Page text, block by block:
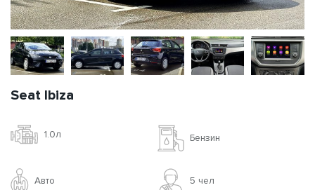
Seat Ibiza
1.0л Бензин
Авто 5 чел